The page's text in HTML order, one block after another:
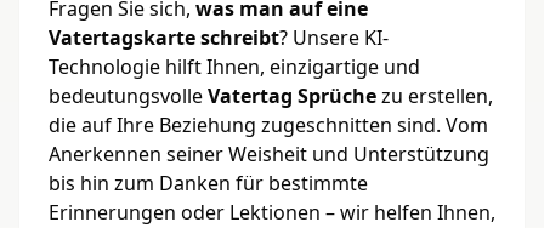
Fragen Sie sich, was man auf eine
Vatertagskarte schreibt? Unsere KI-
Technologie hilft Ihnen, einzigartige und
bedeutungsvolleVatertag Sprüchezu erstellen,
die auf Ihre Beziehung zugeschnitten sind. Vom
Anerkennen seiner Weisheit und Unterstützung
bis hin zum Danken für bestimmte
Erinnerungen oder Lektionen – wir helfen Ihnen,